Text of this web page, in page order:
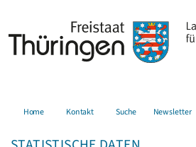
Home Kontakt Suche Newsletter